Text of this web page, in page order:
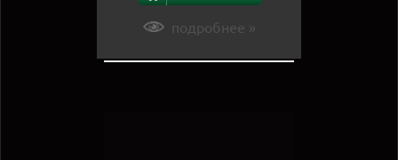
подробнее »